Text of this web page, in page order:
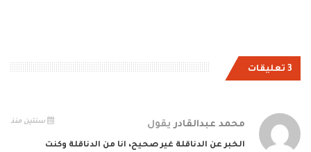
3 تعليقات
محمد عبدالقادر يقول سنتين منذ
الخبر عن الدناقلة غير صحيح، انا من الدناقلة وكنت